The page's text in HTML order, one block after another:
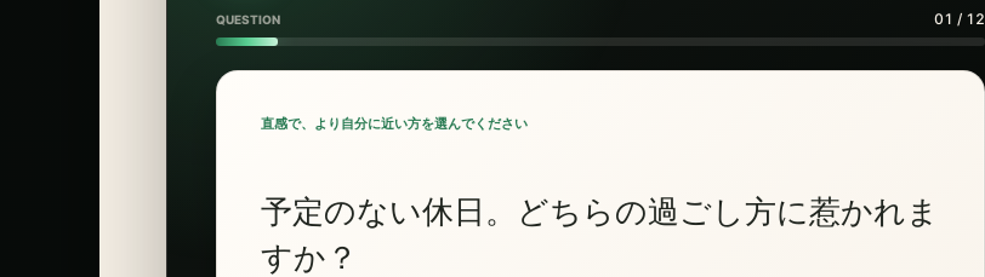
QUESTION 01 / 12
直感で、より自分に近い方を選んでください
予定のない休日。どちらの過ごし方に惹かれま
すか？